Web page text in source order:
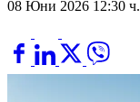
08 Юни 2026 12:30 ч.